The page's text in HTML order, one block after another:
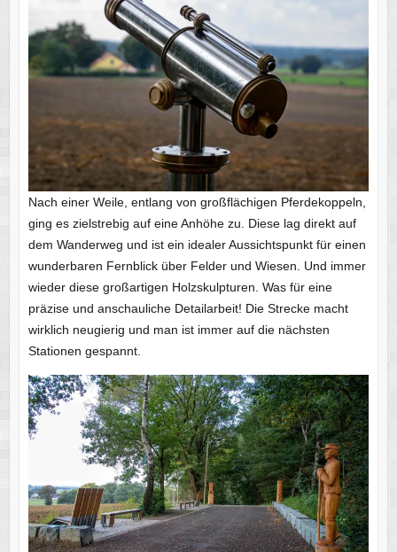
Nach einer Weile, entlang von großflächigen Pferdekoppeln,
ging es zielstrebig auf eine Anhöhe zu. Diese lag direkt auf
dem Wanderweg und ist ein idealer Aussichtspunkt für einen
wunderbaren Fernblick über Felder und Wiesen. Und immer
wieder diese großartigen Holzskulpturen. Was für eine
präzise und anschauliche Detailarbeit! Die Strecke macht
wirklich neugierig und man ist immer auf die nächsten
Stationen gespannt.